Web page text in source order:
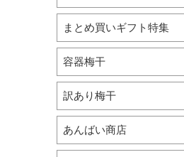
まとめ買いギフト特集
容器梅干
訳あり梅干
あんばい商店